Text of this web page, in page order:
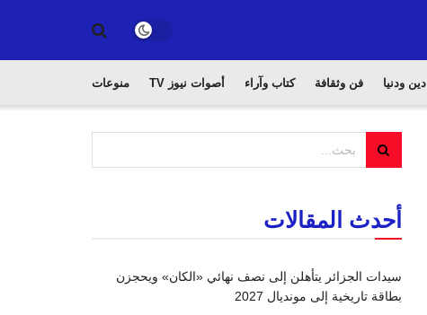
دين ودنيا فن وثقافة كتاب وآراء أصوات نيوز TV منوعات
أحدث المقالات
سيدات الجزائر يتأهلن إلى نصف نهائي «الكان» ويحجزن
بطاقة تاريخية إلى مونديال 2027